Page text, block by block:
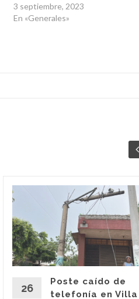
3 septiembre, 2023
En «Generales»
26
Poste caído de
telefonía en Villa